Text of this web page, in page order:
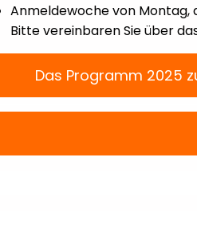
Anmeldewoche von Montag,
Bitte vereinbaren Sie über
Das Programm 2025